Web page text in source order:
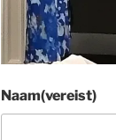
Naam(vereist)